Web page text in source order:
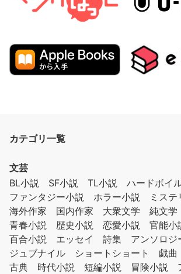
カテゴリ一覧
文芸
BL小説
SF小説 TL小説
ハードボイ
ファンタジー小説
ホラー小説
ミステ
海外作家
国内作家 大衆文学 純文学
青春小説
歴史小説 恋愛小説 官能小
百合小説
エッセイ 詩集
アンソロジ
ジュブナイル
ショートショート 戯曲
古典
時代小説 短編小説 冒険小説